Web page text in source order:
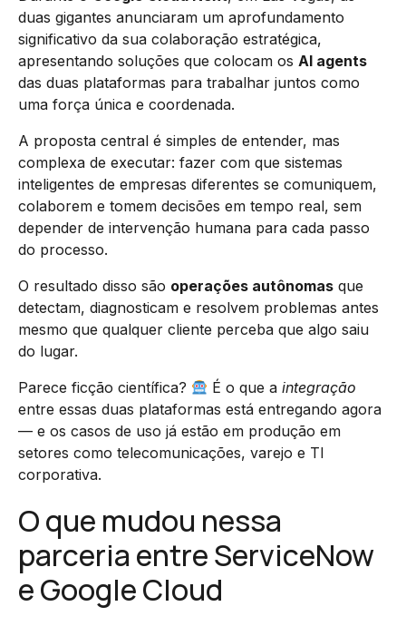
duas gigantes anunciaram um aprofundamento
significativo da sua colaboração estratégica,
apresentando soluções que colocam os AI agents
das duas plataformas para trabalhar juntos como
uma força única e coordenada.
A proposta central é simples de entender, mas
complexa de executar: fazer com que sistemas
inteligentes de empresas diferentes se comuniquem,
colaborem e tomem decisões em tempo real, sem
depender de intervenção humana para cada passo
do processo.
O resultado disso são operações autônomas que
detectam, diagnosticam e resolvem problemas antes
mesmo que qualquer cliente perceba que algo saiu
do lugar.
Parece ficção científica?
É o que aintegração
entre essas duas plataformas está entregando agora
— e os casos de uso já estão em produção em
setores como telecomunicações, varejo e TI
corporativa.
O que mudou nessa
parceria entre ServiceNow
e Google Cloud